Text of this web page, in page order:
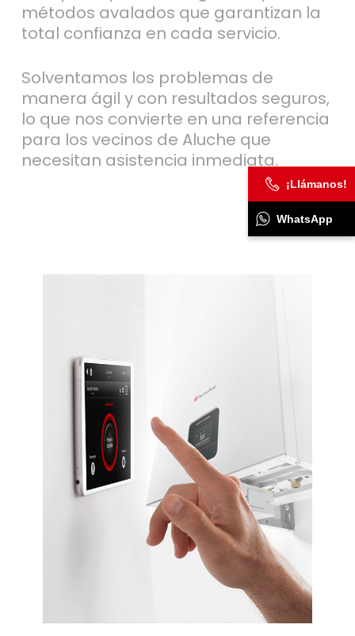
métodos avalados que garantizan la
total confianza en cada servicio.
Solventamos los problemas de
manera ágil y con resultados seguros,
lo que nos convierte en una referencia
para los vecinos de Aluche que
necesitan asistencia inmediata.
¡Llámanos!
WhatsApp